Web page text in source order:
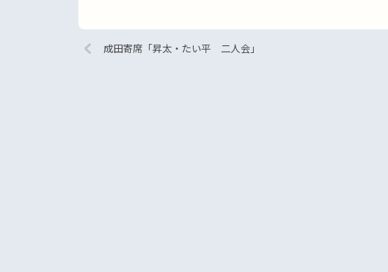
成田寄席「昇太・たい平 二人会」